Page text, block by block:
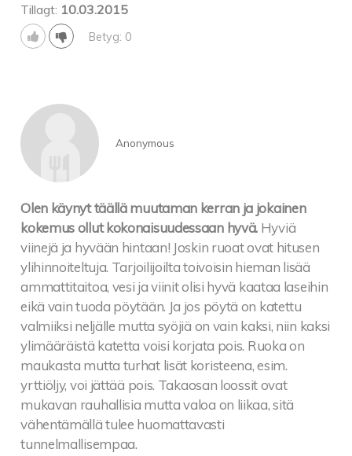
Tillagt: 10.03.2015
Betyg: 0
Anonymous
Olen käynyt täällä muutaman kerran ja jokainen
kokemus ollut kokonaisuudessaan hyvä. Hyviä
viinejä ja hyvään hintaan! Joskin ruoat ovat hitusen
ylihinnoiteltuja. Tarjoilijoilta toivoisin hieman lisää
ammattitaitoa, vesi ja viinit olisi hyvä kaataa laseihin
eikä vain tuoda pöytään. Ja jos pöytä on katettu
valmiiksi neljälle mutta syöjiä on vain kaksi, niin kaksi
ylimääräistä katetta voisi korjata pois. Ruoka on
maukasta mutta turhat lisät koristeena, esim.
yrttiöljy, voi jättää pois. Takaosan loossit ovat
mukavan rauhallisia mutta valoa on liikaa, sitä
vähentämällä tulee huomattavasti
tunnelmallisempaa.